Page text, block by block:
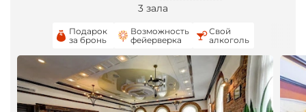
3 зала
Подарок
за бронь
Возможность
фейерверка
Свой
алкоголь